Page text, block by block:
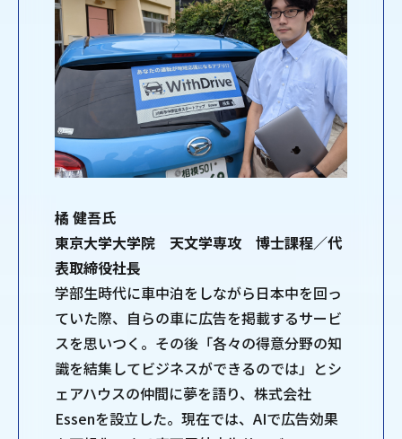
橘 健吾氏
東京大学大学院 天文学専攻 博士課程／代
表取締役社長
学部生時代に車中泊をしながら日本中を回っ
ていた際、自らの車に広告を掲載するサービ
スを思いつく。その後「各々の得意分野の知
識を結集してビジネスができるのでは」とシ
ェアハウスの仲間に夢を語り、株式会社
Essenを設立した。現在では、AIで広告効果